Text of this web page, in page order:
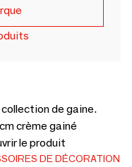
de gaine.
crème gainé
le produit
DE DÉCORATION